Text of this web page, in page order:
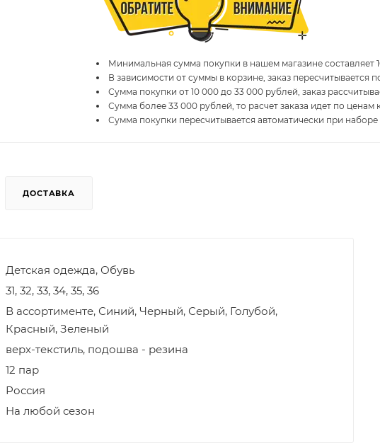
Минимальная сумма покупки в нашем магазине составляет
В зависимости от суммы в корзине, заказ пересчитывается
Сумма покупки от 10 000 до 33 000 рублей, заказ
Сумма более 33 000 рублей, то расчет заказа идет по ценам
Сумма покупки пересчитывается автоматически при наборе
ДОСТАВКА
Детская одежда, Обувь
31, 32, 33, 34, 35, 36
В ассортименте, Синий, Черный, Серый, Голубой,
Красный, Зеленый
верх-текстиль, подошва - резина
12 пар
Россия
На любой сезон